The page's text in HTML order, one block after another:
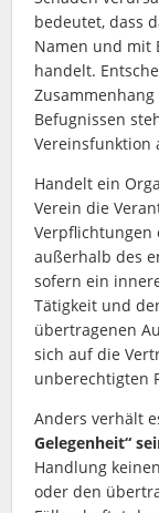
bedeutet, dass
Namen und mit
handelt.
Befugnissen
Vereinsfunktion
Handelt ein
Verein die
Verpflichtungen
außerhalb des
sofern ein
Tätigkeit und
übertragenen
sich auf die
unberechtigten
Anders verhält
Gelegenheit“
Handlung
oder den